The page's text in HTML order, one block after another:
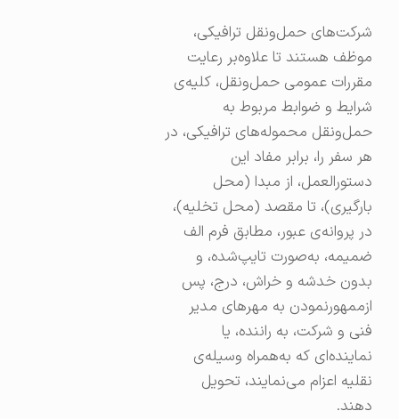
شرکت‌های حمل‌ونقل ترافیکی،
موظف هستند تا علاوه‌بر رعایت
مقررات عمومی حمل‌ونقل، کلیه‌ی
شرایط و ضوابط مربوط به
حمل‌ونقل محموله‌های ترافیکی، در
هر سفر را، برابر مفاد این
دستورالعمل، از مبدا (محل
بارگیری)، تا مقصد (محل تخلیه)،
در پروانه‌ی عبور، مطابق فرم الف
ضمیمه، به‌صورت تایپ‌شده، و
بدون خدشه و خراش، درج، پس
ازممهورنمودن به مهرهای مدیر
فنی و شرکت، به راننده، یا
نماینده‌ای که به‌همراه وسیله‌ی
نقلیه اعزام می‌نمایند، تحویل
دهند.